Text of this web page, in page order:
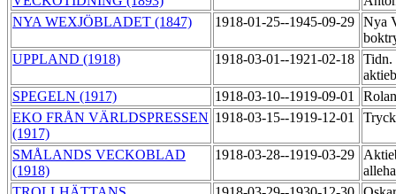
NYA WEXJÖBLADET (1847)
1918-01-25--1945-09-29 Nya
UPPLAND (1918)
1918-03-01--1921-02-18 Tidn.
SPEGELN (1917)
1918-03-10--1919-09-01
EKO FRÅN VÄRLDSPRESSEN
(1917)
1918-03-15--1919-12-01
SMÅLANDS VECKOBLAD
(1918)
1918-03-28--1919-03-29